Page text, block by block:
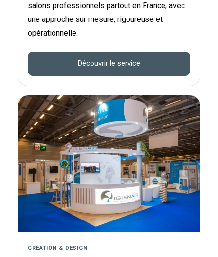
salons professionnels partout en France, avec
une approche sur mesure, rigoureuse et
opérationnelle.
Découvrir le service
CRÉATION & DESIGN